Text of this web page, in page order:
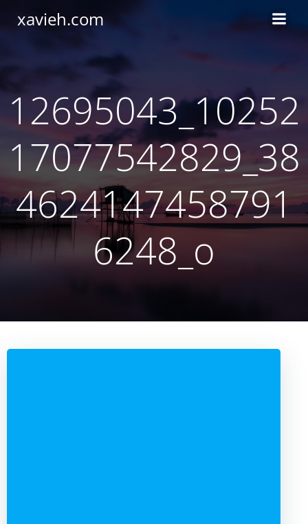
xavieh.com
12695043_10252
17077542829_38
4624147458791
6248_o